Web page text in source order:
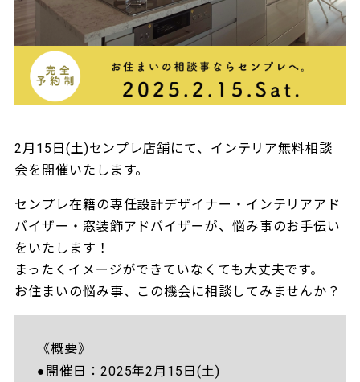
2月15日(土)センプレ店舗にて、インテリア無料相談
会を開催いたします。
センプレ在籍の専任設計デザイナー・インテリアアド
バイザー・窓装飾アドバイザーが、悩み事のお手伝い
をいたします！
まったくイメージができていなくても大丈夫です。
お住まいの悩み事、この機会に相談してみませんか？
《概要》
●開催日：2025年2月15日(土)